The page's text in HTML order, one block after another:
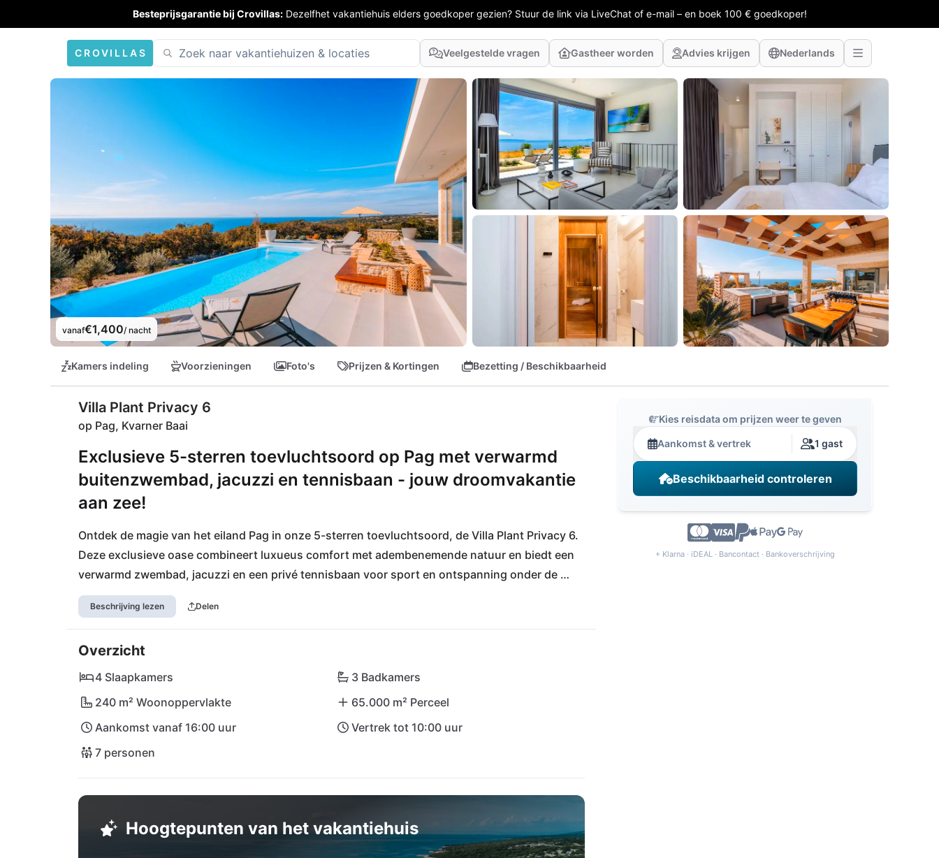
Besteprijsgarantie bij Crovillas: Dezelfhet vakantiehuis elders goedkoper gezien? Stuur de link via LiveChat of e-mail – en boek 100 € goedkoper!
CROVILLAS Veelgestelde vragen Gastheer worden Advies krijgen Nederlands
vanaf€1,400/ nacht
Kamers indeling Voorzieningen Foto's Prijzen & Kortingen Bezetting / Beschikbaarheid
Villa Plant Privacy 6
op Pag, Kvarner Baai
Exclusieve 5-sterren toevluchtsoord op Pag met verwarmd
buitenzwembad, jacuzzi en tennisbaan - jouw droomvakantie
aan zee!
Ontdek de magie van het eiland Pag in onze 5-sterren toevluchtsoord, de Villa Plant Privacy 6.
Deze exclusieve oase combineert luxueus comfort met adembenemende natuur en biedt een
verwarmd zwembad, jacuzzi en een privé tennisbaan voor sport en ontspanning onder de
mediterrane zon. Op slechts een steenworp afstand wacht het kristalheldere water van het
strand van Cicovac op u, of duik iets dieper in de schoonheid van het eiland op het strand van
Rafaela. Met de uitstekende conciërgedienst zijn al uw wensen slechts een fluistering
verwijderd - of het nu gaat om een reservering in het gerenommeerde restaurant Boškinac of
op maat gemaakte excursies naar Novalja en Zadar. Laat Villa Plant Privacy 6 je verleiden tot
Beschrijving lezen Delen
Overzicht
4 Slaapkamers
3 Badkamers
240 m² Woonoppervlakte
65.000 m² Perceel
Aankomst vanaf 16:00 uur
Vertrek tot 10:00 uur
7 personen
Hoogtepunten van het vakantiehuis
Kies reisdata om prijzen weer te geven
Aankomst & vertrek 1 gast
Beschikbaarheid controleren
+ Klarna · iDEAL · Bancontact · Bankoverschrijving